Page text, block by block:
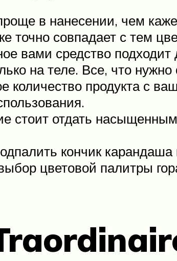
в нанесении, чем
точно совпадает с тем
вами средство
на теле. Все, что
количество продукта с
стоит отдать
кончик
цветовой палитры